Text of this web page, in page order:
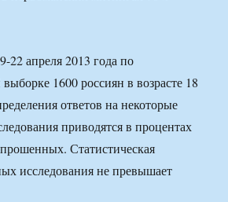
22 апреля 2013 года по
1600 россиян в возрасте 18
ответов на некоторые
приводятся в процентах
Статистическая
исследования не превышает